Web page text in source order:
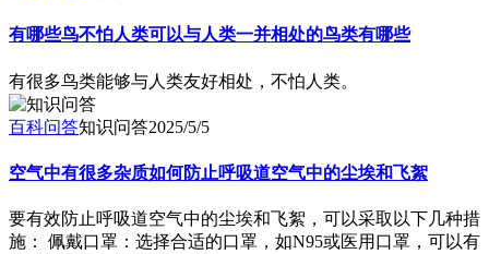
有哪些鸟不怕人类可以与人类一并相处的鸟类有哪些
有很多鸟类能够与人类友好相处，不怕人类。
百科问答知识问答2025/5/5
空气中有很多杂质如何防止呼吸道空气中的尘埃和飞絮
要有效防止呼吸道空气中的尘埃和飞絮，可以采取以下几种措
施： 佩戴口罩：选择合适的口罩，如N95或医用口罩，可以有